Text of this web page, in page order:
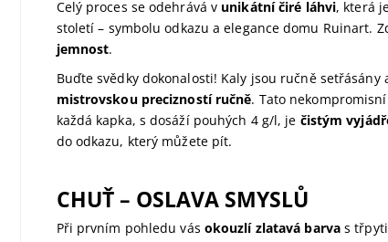
Celý proces se odehrává v unikátní čiré láhvi, která
století – symbolu odkazu a elegance domu Ruinart.
jemnost.
Buďte svědky dokonalosti! Kaly jsou ručně
mistrovskou precizností ručně. Tato
každá kapka, s dosáží pouhých 4 g/l, je čistým
do odkazu, který můžete pít.
CHUŤ – OSLAVA SMYSLŮ
Při prvním pohledu vás okouzlí zlatavá barvas